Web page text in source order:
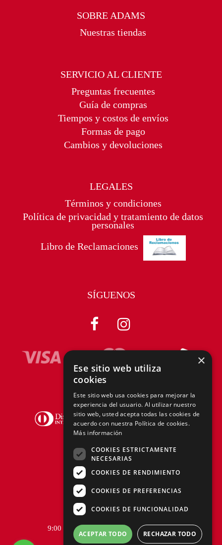
SOBRE ADAMS
Nuestras tiendas
SERVICIO AL CLIENTE
Preguntas frecuentes
Guía de compras
Tiempos y costos de envíos
Formas de pago
Cambios y devoluciones
LEGALES
Términos y condiciones
Política de privacidad y tratamiento de datos
personales
Libro de Reclamaciones
SÍGUENOS
Telf.:+51 940 167 890
hola@tiendasadams.com.pe
9:00 a.m. a 6:00 p.m. de Lunes a Viernes
×
Ese sitio web utiliza
cookies
Este sitio web usa cookies para mejorar la
experiencia del usuario. Al utilizar nuestro
sitio web, usted acepta todas las cookies de
acuerdo con nuestra Política de cookies.
Más información
COOKIES ESTRICTAMENTE
NECESARIAS
COOKIES DE RENDIMIENTO
COOKIES DE PREFERENCIAS
COOKIES DE FUNCIONALIDAD
ACEPTAR TODO RECHAZAR TODO